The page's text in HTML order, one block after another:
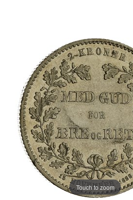
Touch to zoom